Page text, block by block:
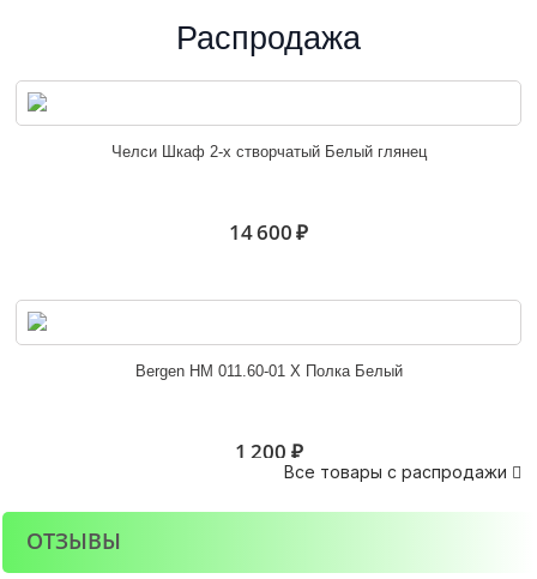
Распродажа
Челси Шкаф 2-х створчатый Белый глянец
14 600 ₽
Bergen НМ 011.60-01 Х Полка Белый
1 200 ₽
Все товары с распродажи 
ОТЗЫВЫ